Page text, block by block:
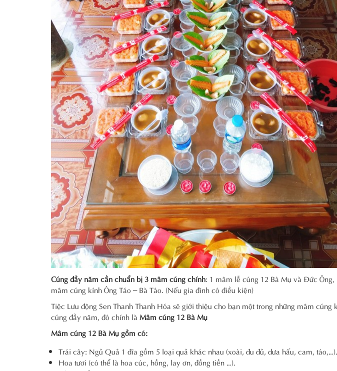
Cúng đầy năm cần chuẩn bị 3 mâm cúng chính: 1 mâm lễ cúng 12 Bà Mụ và Đức
mâm cúng kính Ông Táo – Bà Táo. (Nếu gia đình có điều kiện)
Tiệc Lưu động Sen Thanh Thanh Hóa sẽ giới thiệu cho bạn một trong những mâm
cúng đầy năm, đó chính là Mâm cúng 12 Bà Mụ
Mâm cúng 12 Bà Mụ gồm có:
Trái cây: Ngủ Quả 1 đĩa gồm 5 loại quả khác nhau (xoài, đu đủ, dưa hấu, cam, táo,…).
Hoa tươi (có thể là hoa cúc, hồng, lay ơn, đồng tiền …).